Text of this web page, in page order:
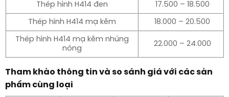
Thép hình H414 đen 17.500 – 18.500
Thép hình H414 mạ kẽm 18.000 – 20.500
Thép hình H414 mạ kẽm nhúng
nóng
22.000 – 24.000
Tham khảo thông tin và so sánh giá với các sản
phẩm cùng loại